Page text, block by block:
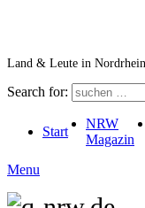
Land & Leute in
Search for:
Start
NRW
Magazin
Menu